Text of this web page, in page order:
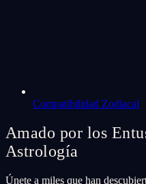
Compatibilidad Zodiacal
Amado por los
Astrología
Únete a miles que han